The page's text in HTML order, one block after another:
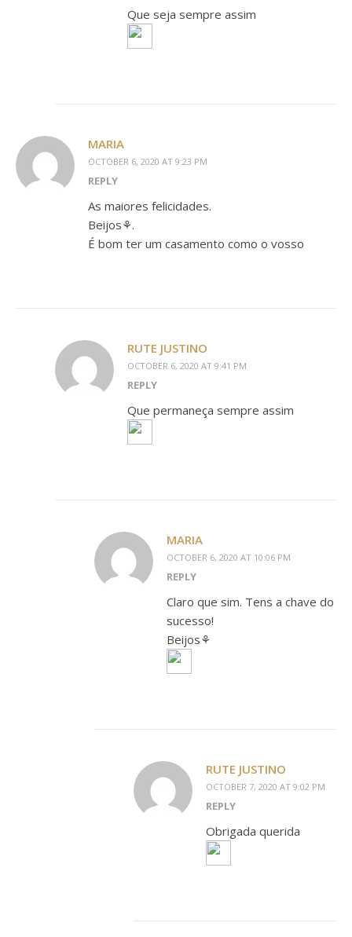
Que seja sempre assim
MARIA
OCTOBER 6, 2020 AT 9:23 PM
REPLY
As maiores felicidades.
Beijos⚘.
É bom ter um casamento como o vosso
RUTE JUSTINO
OCTOBER 6, 2020 AT 9:41 PM
REPLY
Que permaneça sempre assim
MARIA
OCTOBER 6, 2020 AT 10:06 PM
REPLY
Claro que sim. Tens a chave do
sucesso!
Beijos⚘
RUTE JUSTINO
OCTOBER 7, 2020 AT 9:02 PM
REPLY
Obrigada querida